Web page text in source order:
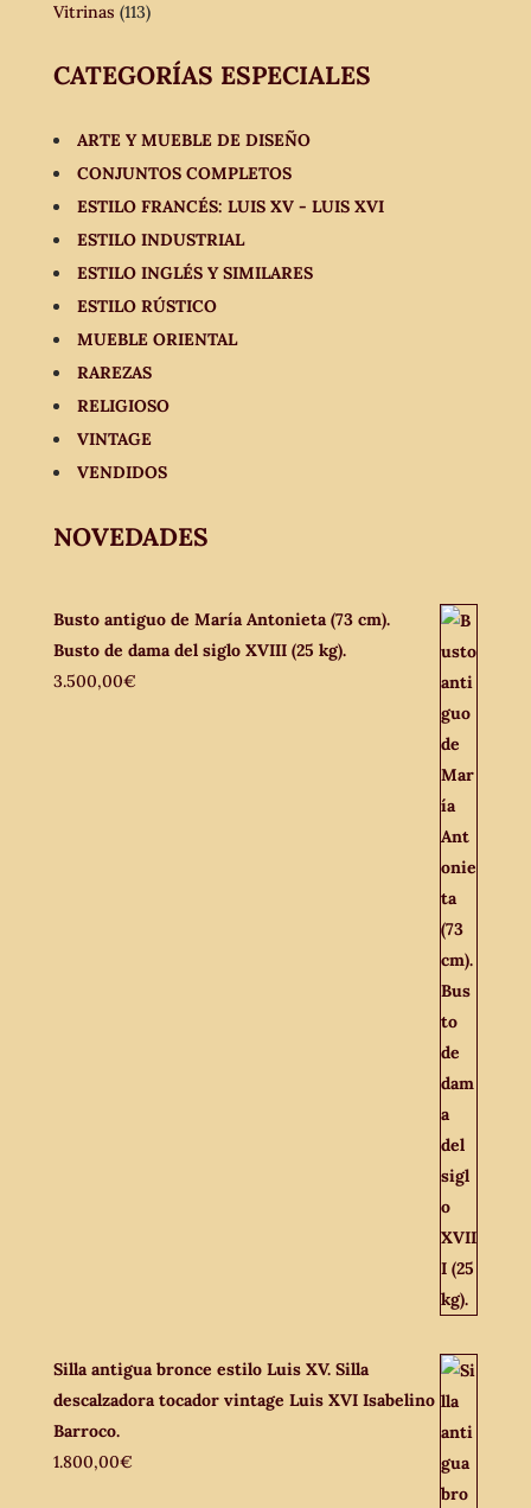
Vitrinas (113)
CATEGORÍAS ESPECIALES
ARTE Y MUEBLE DE DISEÑO
CONJUNTOS COMPLETOS
ESTILO FRANCÉS: LUIS XV - LUIS XVI
ESTILO INDUSTRIAL
ESTILO INGLÉS Y SIMILARES
ESTILO RÚSTICO
MUEBLE ORIENTAL
RAREZAS
RELIGIOSO
VINTAGE
VENDIDOS
NOVEDADES
Busto antiguo de María Antonieta (73 cm).
Busto de dama del siglo XVIII (25 kg).
3.500,00€
Silla antigua bronce estilo Luis XV. Silla
descalzadora tocador vintage Luis XVI Isabelino
Barroco.
1.800,00€